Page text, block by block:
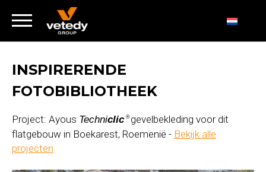
INSPIRERENDE
FOTOBIBLIOTHEEK
Project: Ayous Techniclic ®gevelbekleding voor dit
flatgebouw in Boekarest, Roemenië - Bekijk alle
projecten